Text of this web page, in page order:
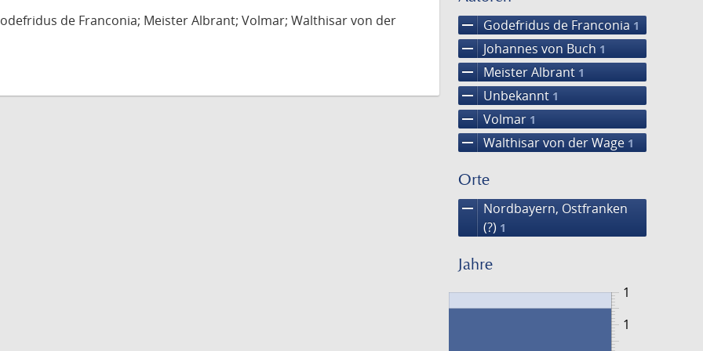
remove Godefridus de Franconia 1
remove Johannes von Buch 1
remove Meister Albrant 1
remove Unbekannt 1
remove Volmar 1
remove Walthisar von der Wage 1
Orte
remove
Nordbayern, Ostfranken
(?) 1
Jahre
1
1
de Franconia; Meister Albrant; Volmar; Walthisar von der